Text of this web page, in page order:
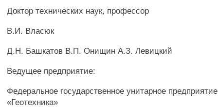
Доктор технических наук, профессор
В.И. Власюк
Д.Н. Башкатов В.П. Онищин А.З. Левицкий
Ведущее предприятие:
Федеральное государственное унитарное
«Геотехника»